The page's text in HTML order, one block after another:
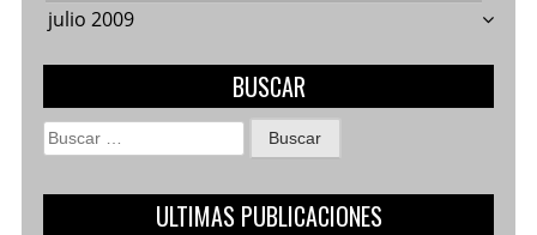
julio 2009
BUSCAR
Buscar:
ULTIMAS PUBLICACIONES